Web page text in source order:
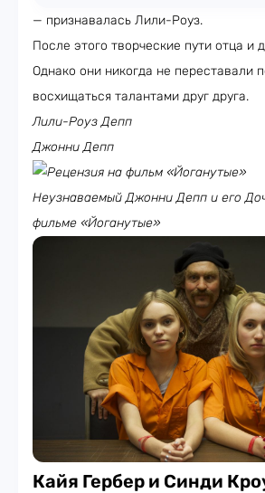
— признавалась Лили-Роуз.
После этого творческие пути отца и
Однако они никогда не переставали
восхищаться талантами друг друга.
Лили-Роуз Депп
Джонни Депп
Неузнаваемый Джонни Депп и его
фильме «Йоганутые»
Кайя Гербер и Синди